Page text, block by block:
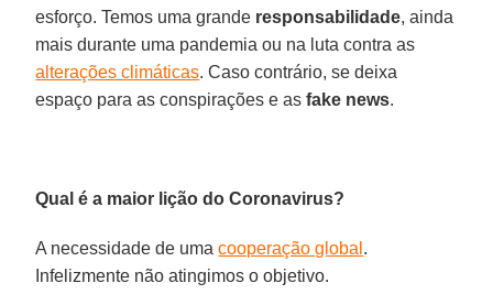
esforço. Temos uma grande responsabilidade, ainda
mais durante uma pandemia ou na luta contra as
alterações climáticas. Caso contrário, se deixa
espaço para as conspirações e asfake news.
Qual é a maior lição do Coronavirus?
A necessidade de umacooperação global .
Infelizmente não atingimos o objetivo.